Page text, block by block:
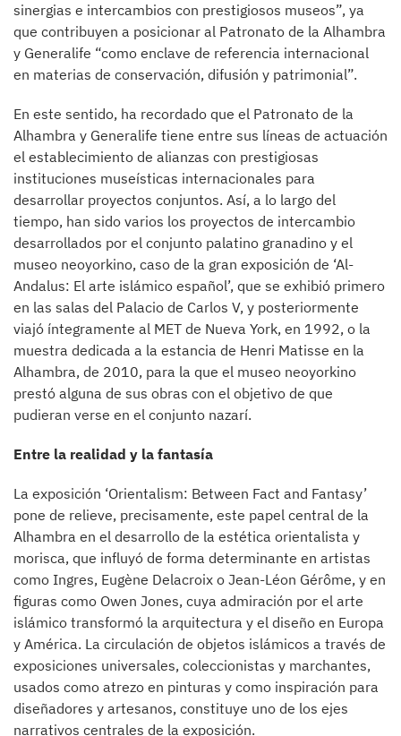
sinergias e intercambios con prestigiosos museos”, ya
que contribuyen a posicionar al Patronato de la Alhambra
y Generalife “como enclave de referencia internacional
en materias de conservación, difusión y patrimonial”.
En este sentido, ha recordado que el Patronato de la
Alhambra y Generalife tiene entre sus líneas de actuación
el establecimiento de alianzas con prestigiosas
instituciones museísticas internacionales para
desarrollar proyectos conjuntos. Así, a lo largo del
tiempo, han sido varios los proyectos de intercambio
desarrollados por el conjunto palatino granadino y el
museo neoyorkino, caso de la gran exposición de ‘Al-
Andalus: El arte islámico español’, que se exhibió primero
en las salas del Palacio de Carlos V, y posteriormente
viajó íntegramente al MET de Nueva York, en 1992, o la
muestra dedicada a la estancia de Henri Matisse en la
Alhambra, de 2010, para la que el museo neoyorkino
prestó alguna de sus obras con el objetivo de que
pudieran verse en el conjunto nazarí.
Entre la realidad y la fantasía
La exposición ‘Orientalism: Between Fact and Fantasy’
pone de relieve, precisamente, este papel central de la
Alhambra en el desarrollo de la estética orientalista y
morisca, que influyó de forma determinante en artistas
como Ingres, Eugène Delacroix o Jean-Léon Gérôme, y en
figuras como Owen Jones, cuya admiración por el arte
islámico transformó la arquitectura y el diseño en Europa
y América. La circulación de objetos islámicos a través de
exposiciones universales, coleccionistas y marchantes,
usados como atrezo en pinturas y como inspiración para
diseñadores y artesanos, constituye uno de los ejes
narrativos centrales de la exposición.